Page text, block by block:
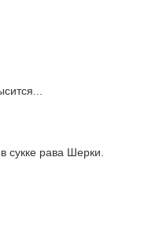
сукке рава Шерки.